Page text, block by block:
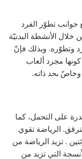
تطوّر الفرد
الأنشطة البدنيّة
وتطوّره. وبذلك فإنّ
مجرد ألعاب
بحد ذاته.
على التحمل، كما
الرياضة تقوي
. تزيد الرياضة من
التي تزيد من